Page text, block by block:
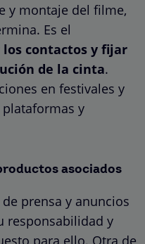
y montaje del filme,
Es el
los contactos y fijar
de la cinta.
en festivales y
y
asociados
prensa y anuncios
responsabilidad y
para ello. Otra de